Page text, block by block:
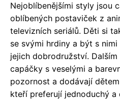
Nejoblíbenějšími styly jsou
oblíbených postaviček z
televizních seriálů. Děti si
se svými hrdiny a být s
jejich dobrodružství.
capáčky s veselými a
pozornost a dodávají
kteří preferují jednoduchý a